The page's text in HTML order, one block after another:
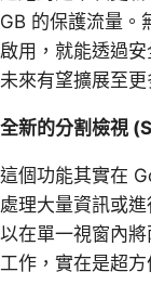
GB 的保護流量。
啟用，就能透過
未來有望擴展至更
全新的分割檢視
這個功能其實在
處理大量資訊或
以在單一視窗內
工作，實在是超方